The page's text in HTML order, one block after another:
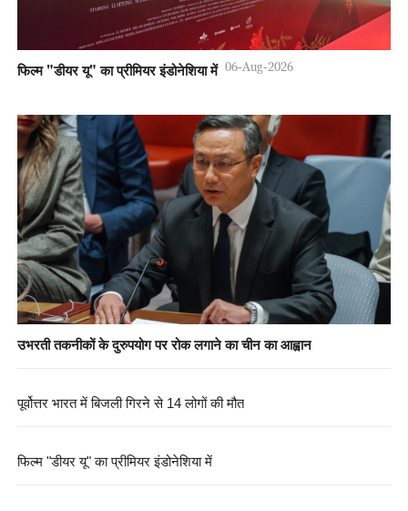
फिल्म "डीयर यू" का प्रीमियर इंडोनेशिया में 06-Aug-2026
उभरती तकनीकों के दुरुपयोग पर रोक लगाने का चीन का आह्वान
पूर्वोत्तर भारत में बिजली गिरने से 14 लोगों की मौत
फिल्म "डीयर यू" का प्रीमियर इंडोनेशिया में